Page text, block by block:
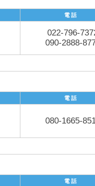
電 話
022-796-
090-2888-
電 話
080-1665-
電 話